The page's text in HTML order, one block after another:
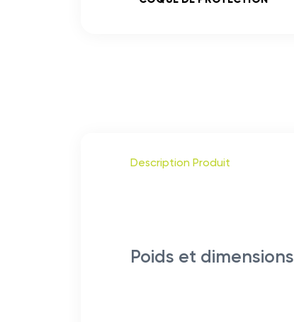
Description Produit
Poids et dimensions